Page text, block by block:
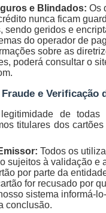
e Blindados: Os
nunca ficam
sendo geridos e
do operador de
sobre as
poderá consultar o
e Verificação
de todas
titulares dos
Todos os
sujeitos à validação e
por parte da
for recusado por
sistema informá-
conclusão.